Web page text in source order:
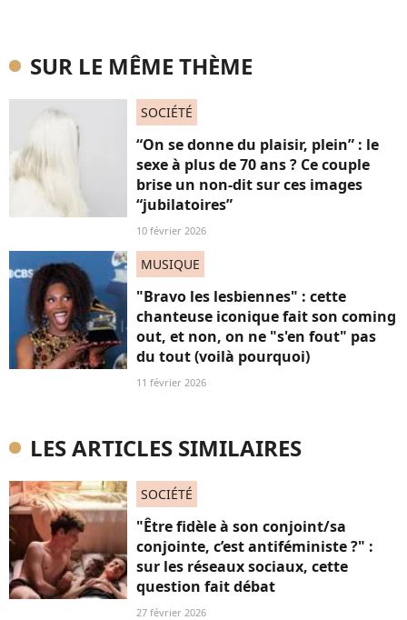
SUR LE MÊME THÈME
SOCIÉTÉ
“On se donne du plaisir, plein” : le
sexe à plus de 70 ans ? Ce couple
brise un non-dit sur ces images
“jubilatoires”
10 février 2026
MUSIQUE
"Bravo les lesbiennes" : cette
chanteuse iconique fait son coming
out, et non, on ne "s'en fout" pas
du tout (voilà pourquoi)
11 février 2026
LES ARTICLES SIMILAIRES
SOCIÉTÉ
"Être fidèle à son conjoint/sa
conjointe, c’est antiféministe ?" :
sur les réseaux sociaux, cette
question fait débat
27 février 2026